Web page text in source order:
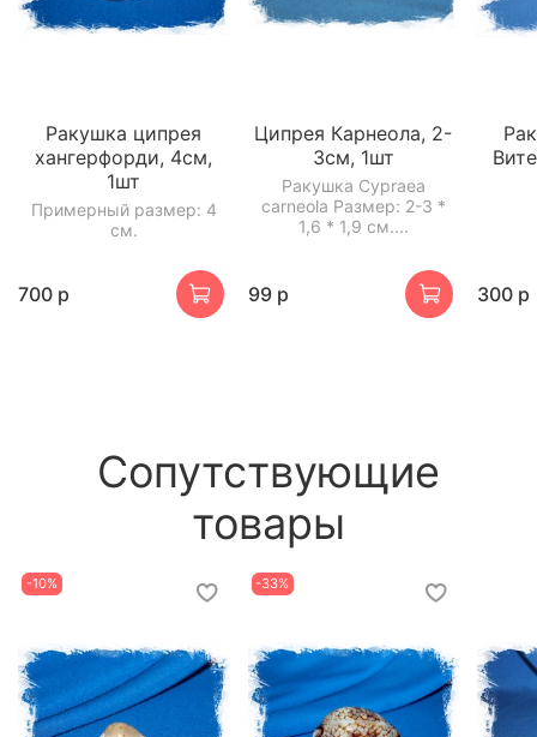
Ракушка ципрея
хангерфорди, 4см,
1шт
Примерный размер: 4
см.
700 р
Ципрея Карнеола, 2-
3см, 1шт
Ракушка Cypraea
carneola Размер: 2-3 *
1,6 * 1,9 см....
99 р 300 р
Сопутствующие
товары
-10% -33%